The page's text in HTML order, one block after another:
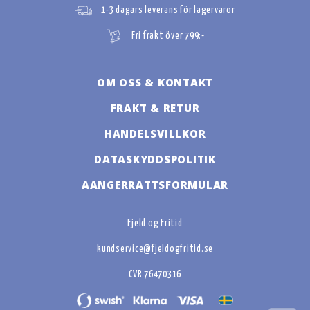
1-3 dagars leverans för lagervaror
Fri frakt över 799:-
OM OSS & KONTAKT
FRAKT & RETUR
HANDELSVILLKOR
DATASKYDDSPOLITIK
AANGERRATTSFORMULAR
Fjeld og Fritid
kundservice@fjeldogfritid.se
CVR 76470316